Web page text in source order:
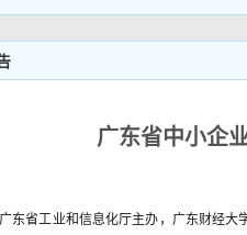
广东省中小企
东省工业和信息化厅主办，广东财经